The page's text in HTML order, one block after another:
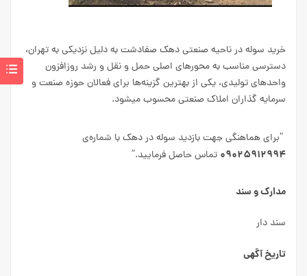
خرید سوله در ناحیه صنعتی دهک صفادشت به دلیل نزدیکی به تهران،
دسترسی مناسب به محورهای اصلی حمل و نقل و رشد روزافزون
واحدهای تولیدی، یکی از بهترین گزینه‌ها برای فعالان حوزه صنعت و
سرمایه گذاران املاک صنعتی محسوب میشود.
“برای هماهنگی جهت بازدید سوله در دهک با شماره‌ی
۰۹۰۲۵۹۱۲۹۹۴ تماس حاصل فرمایید.”
مدارک و سند
سند دار
تاریخ آگهی